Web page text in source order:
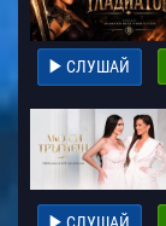
СЛУШАЙ
СЛУШАЙ